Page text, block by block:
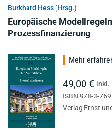
Burkhard Hess (Hrsg.)
Europäische
Prozessfinanzierung
Mehr
49,00 € inkl.
ISBN 978-3-
Verlag Ernst